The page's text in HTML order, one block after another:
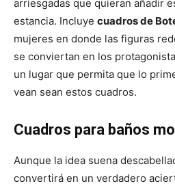
arriesgadas que quieran añadir
estancia. Incluye cuadros de
mujeres en donde las figuras
se conviertan en los
un lugar que permita que lo
vean sean estos cuadros.
Cuadros para baños
Aunque la idea suena
convertirá en un verdadero